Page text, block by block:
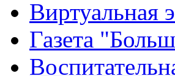
Виртуальная
Газета